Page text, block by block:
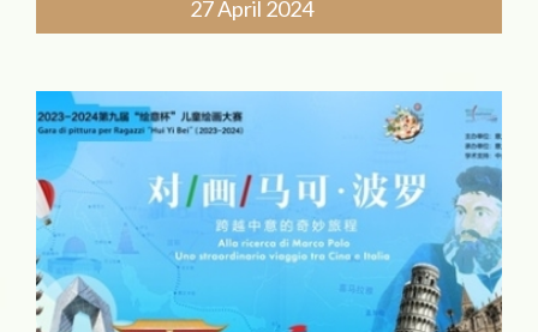
以上時段為二選一
https://docs.google.com/forms/d/e/
usp=pp_url
27 April 2024